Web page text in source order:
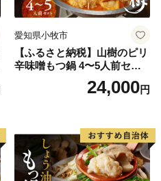
愛知県小牧市
【ふるさと納税】山樹のピリ
辛味噌もつ鍋 4〜5人前セッ
ト 山樹 国産 牛もつ ホルモン
モツ オンライン飲み会 ホー
時間
24,000円